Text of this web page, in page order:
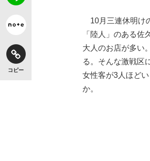
コピー
10月三連休明け
「陸人」のある
大人のお店が多い
る。そんな激戦区
女性客が3人ほど
か。